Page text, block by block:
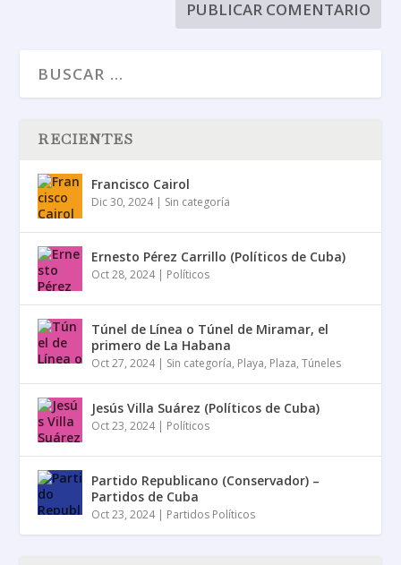
RECIENTES
Francisco Cairol
Dic 30, 2024| Sin categoría
Ernesto Pérez Carrillo (Políticos de Cuba)
Oct 28, 2024| Políticos
Túnel de Línea o Túnel de Miramar, el
primero de La Habana
Oct 27, 2024| Sin categoría, Playa, Plaza,Túneles
Jesús Villa Suárez (Políticos de Cuba)
Oct 23, 2024| Políticos
Partido Republicano (Conservador) –
Partidos de Cuba
Oct 23, 2024| Partidos Políticos